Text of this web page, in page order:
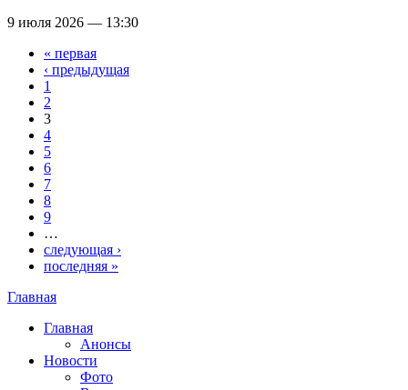
9 июля 2026 — 13:30
Страницы
« первая
‹ предыдущая
1
2
3
4
5
6
7
8
9
…
следующая ›
последняя »
Вы здесь
Главная
Главная
Анонсы
Новости
Фото